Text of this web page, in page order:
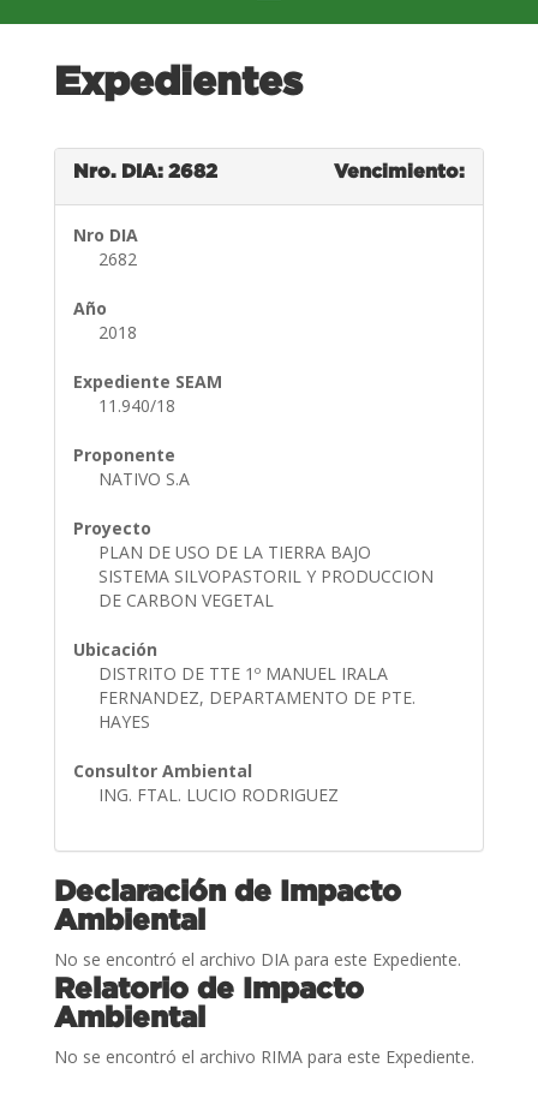
Expedientes
Nro. DIA: 2682 Vencimiento:
Nro DIA
2682
Año
2018
Expediente SEAM
11.940/18
Proponente
NATIVO S.A
Proyecto
PLAN DE USO DE LA TIERRA BAJO
SISTEMA SILVOPASTORIL Y PRODUCCION
DE CARBON VEGETAL
Ubicación
DISTRITO DE TTE 1º MANUEL IRALA
FERNANDEZ, DEPARTAMENTO DE PTE.
HAYES
Consultor Ambiental
ING. FTAL. LUCIO RODRIGUEZ
Declaración de Impacto
Ambiental
No se encontró el archivo DIA para este Expediente.
Relatorio de Impacto
Ambiental
No se encontró el archivo RIMA para este Expediente.